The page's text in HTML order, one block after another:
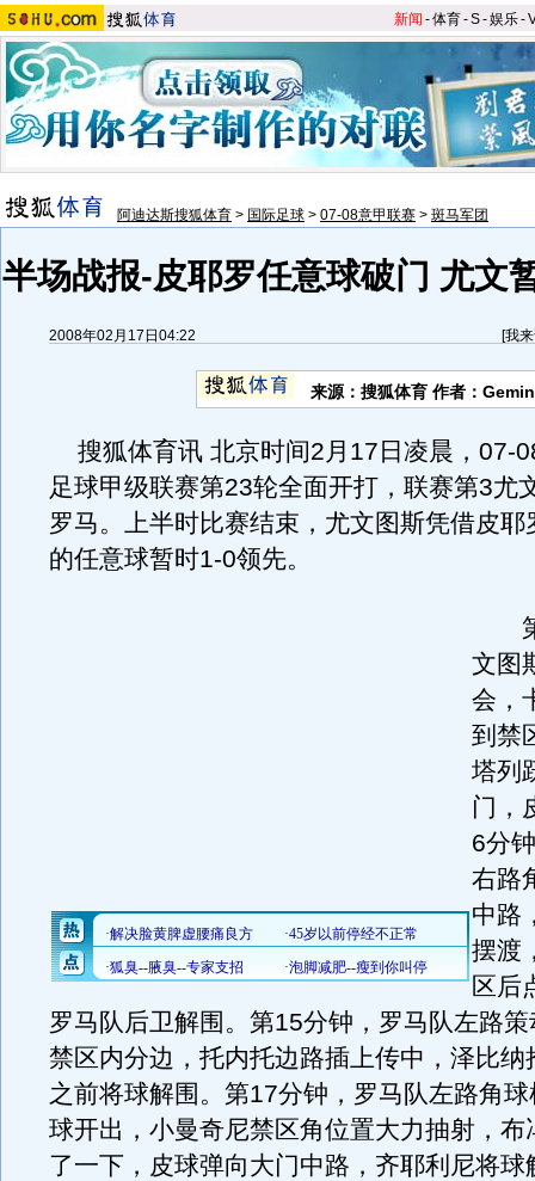
新闻 -体育-S-娱乐-
阿迪达斯搜狐体育 > 国际足球 > 07-08意甲联赛 > 斑马军团
半场战报-皮耶罗任意球破门 尤文
2008年02月17日04:22 [我
来源：搜狐体育 作者：
搜狐体育讯 北京时间2月17日凌晨，07-
足球甲级联赛第23轮全面开打，联赛第3尤
罗马。上半时比赛结束，尤文图斯凭借皮耶
的任意球暂时1-0领先。
第
文图
会，
到禁
塔列
门，
6分
右路
中路
摆渡
区后
罗马队后卫解围。第15分钟，罗马队左路
禁区内分边，托内托边路插上传中，泽比纳
之前将球解围。第17分钟，罗马队左路角
球开出，小曼奇尼禁区角位置大力抽射，布
了一下，皮球弹向大门中路，齐耶利尼将球